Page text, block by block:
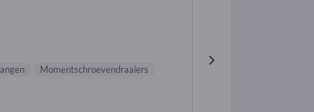
Momentschroevendraaiers